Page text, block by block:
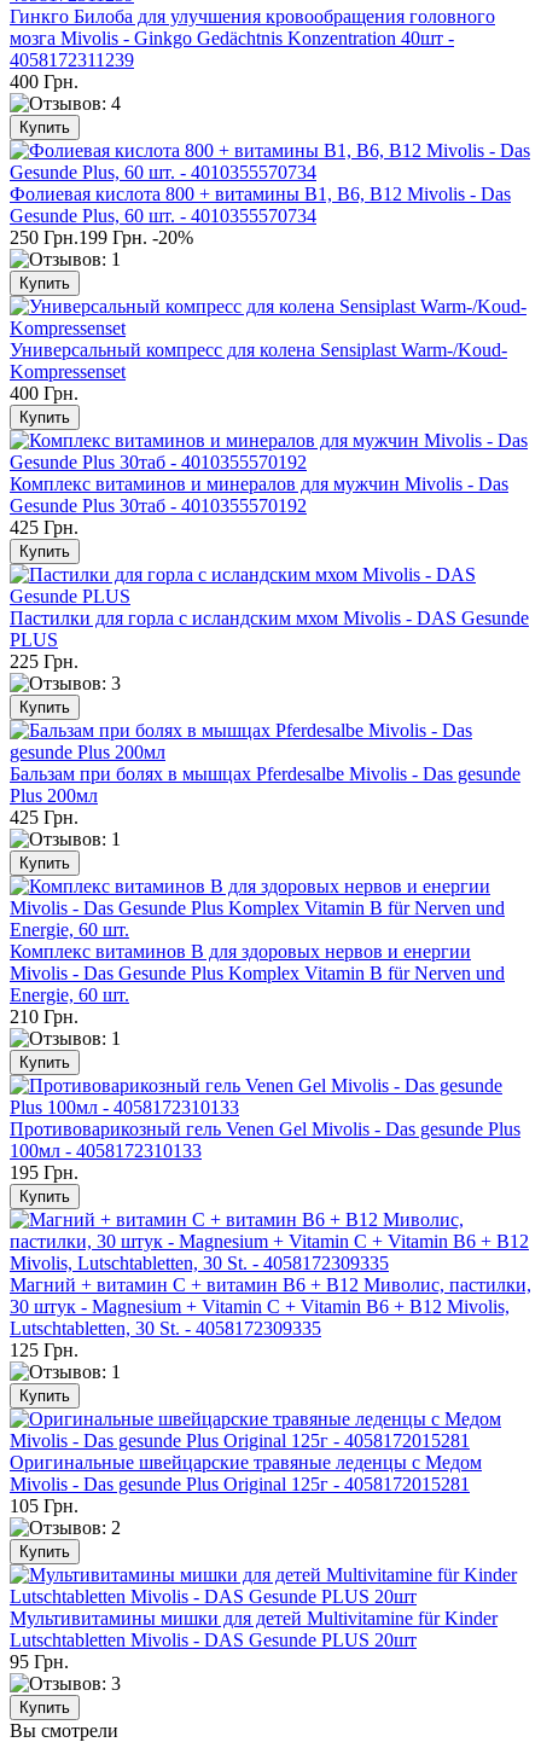
Гинкго Билоба для улучшения кровообращения головного
мозга Mivolis - Ginkgo Gedächtnis Konzentration 40шт -
4058172311239
400 Грн.
Фолиевая кислота 800 + витамины В1, В6, В12 Mivolis - Das
Gesunde Plus, 60 шт. - 4010355570734
250 Грн.199 Грн. -20%
Универсальный компресс для колена Sensiplast Warm-/Koud-
Kompressenset
400 Грн.
Комплекс витаминов и минералов для мужчин Mivolis - Das
Gesunde Plus 30таб - 4010355570192
425 Грн.
Пастилки для горла с исландским мхом Mivolis - DAS Gesunde
PLUS
225 Грн.
Бальзам при болях в мышцах Pferdesalbe Mivolis - Das gesunde
Plus 200мл
425 Грн.
Комплекс витаминов В для здоровых нервов и енергии
Mivolis - Das Gesunde Plus Komplex Vitamin B für Nerven und
Energie, 60 шт.
210 Грн.
Противоварикозный гель Venen Gel Mivolis - Das gesunde Plus
100мл - 4058172310133
195 Грн.
Магний + витамин C + витамин B6 + B12 Миволис, пастилки,
30 штук - Magnesium + Vitamin C + Vitamin B6 + B12 Mivolis,
Lutschtabletten, 30 St. - 4058172309335
125 Грн.
Оригинальные швейцарские травяные леденцы с Медом
Mivolis - Das gesunde Plus Original 125г - 4058172015281
105 Грн.
Мультивитамины мишки для детей Multivitamine für Kinder
Lutschtabletten Mivolis - DAS Gesunde PLUS 20шт
95 Грн.
Вы смотрели